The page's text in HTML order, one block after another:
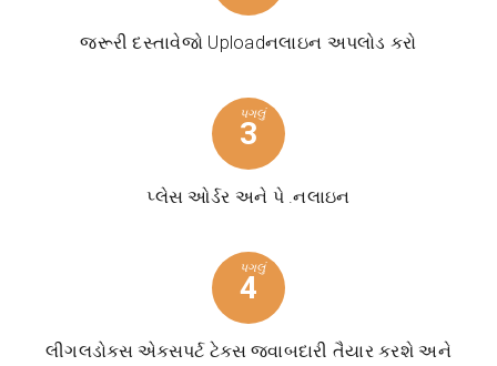
જરૂરી દસ્તાવેજો Uploadનલાઇન અપલોડ કરો
પગલું
3
પ્લેસ ઓર્ડર અને પે .નલાઇન
પગલું
4
લીગલડોક્સ એક્સપર્ટ ટેક્સ જવાબદારી તૈયાર કરશે અને